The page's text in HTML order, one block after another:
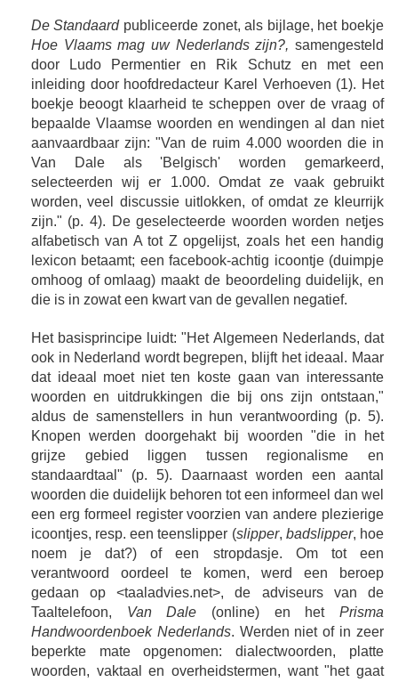
De Standaardpubliceerde zonet, als bijlage, het boekje
Hoe Vlaams mag uw Nederlands zijn?, samengesteld
door Ludo Permentier en Rik Schutz en met een
inleiding door hoofdredacteur Karel Verhoeven (1). Het
boekje beoogt klaarheid te scheppen over de vraag of
bepaalde Vlaamse woorden en wendingen al dan niet
aanvaardbaar zijn: "Van de ruim 4.000 woorden die in
Van Dale als 'Belgisch' worden gemarkeerd,
selecteerden wij er 1.000. Omdat ze vaak gebruikt
worden, veel discussie uitlokken, of omdat ze kleurrijk
zijn." (p. 4). De geselecteerde woorden worden netjes
alfabetisch van A tot Z opgelijst, zoals het een handig
lexicon betaamt; een facebook-achtig icoontje (duimpje
omhoog of omlaag) maakt de beoordeling duidelijk, en
die is in zowat een kwart van de gevallen negatief.
Het basisprincipe luidt: "Het Algemeen Nederlands, dat
ook in Nederland wordt begrepen, blijft het ideaal. Maar
dat ideaal moet niet ten koste gaan van interessante
woorden en uitdrukkingen die bij ons zijn ontstaan,"
aldus de samenstellers in hun verantwoording (p. 5).
Knopen werden doorgehakt bij woorden "die in het
grijze gebied liggen tussen regionalisme en
standaardtaal" (p. 5). Daarnaast worden een aantal
woorden die duidelijk behoren tot een informeel dan wel
een erg formeel register voorzien van andere plezierige
icoontjes, resp. een teenslipper (slipper, badslipper, hoe
noem je dat?) of een stropdasje. Om tot een
verantwoord oordeel te komen, werd een beroep
gedaan op <taaladvies.net>, de adviseurs van de
Taaltelefoon, Van Dale (online) en hetPrisma
Handwoordenboek Nederlands. Werden niet of in zeer
beperkte mate opgenomen: dialectwoorden, platte
woorden, vaktaal en overheidstermen, want "het gaat